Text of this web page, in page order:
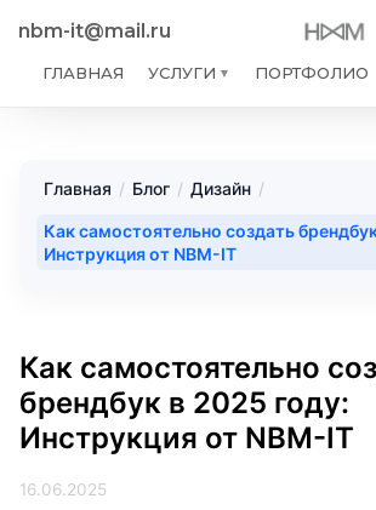
nbm-it@mail.ru
ГЛАВНАЯ УСЛУГИ ▼ ПОРТФОЛИО
Главная / Блог / Дизайн /
Как самостоятельно создать
Инструкция от NBM-IT
Как самостоятельно
брендбук в 2025 году:
Инструкция от NBM-IT
16.06.2025